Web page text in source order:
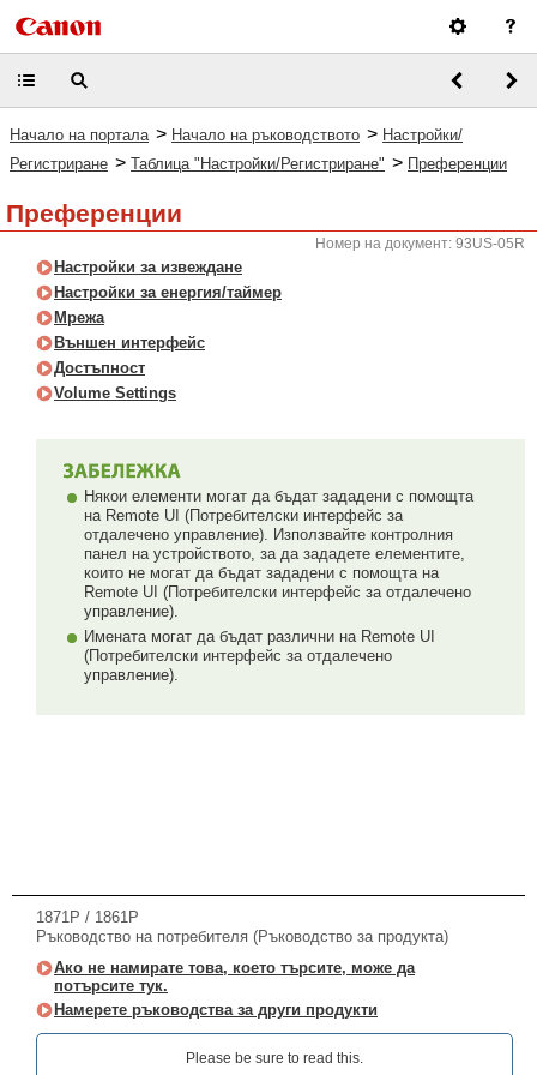
Начало на портала > Начало на ръководството > Настройки/
Регистриране > Таблица "Настройки/Регистриране" > Преференции
Преференции
Номер на документ: 93US-05R
Настройки за извеждане
Настройки за енергия/таймер
Мрежа
Външен интерфейс
Достъпност
Volume Settings
Някои елементи могат да бъдат зададени с помощта
на Remote UI (Потребителски интерфейс за
отдалечено управление). Използвайте контролния
панел на устройството, за да зададете елементите,
които не могат да бъдат зададени с помощта на
Remote UI (Потребителски интерфейс за отдалечено
управление).
Имената могат да бъдат различни на Remote UI
(Потребителски интерфейс за отдалечено
управление).
1871P / 1861P
Ръководство на потребителя (Ръководство за продукта)
Ако не намирате това, което търсите, може да
потърсите тук.
Намерете ръководства за други продукти
Please be sure to read this.‎